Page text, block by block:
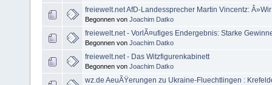
freiewelt.net AfD-Landessprecher Martin Vincentz:
Begonnen von Joachim Datko
freiewelt.net - VorlÃ¤ufiges Endergebnis: Starke
Begonnen von Joachim Datko
freiewelt.net - Das Witzfigurenkabinett
Begonnen von Joachim Datko
wz.de AeuÃŸerungen zu Ukraine-Fluechtlingen :